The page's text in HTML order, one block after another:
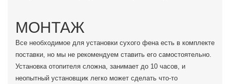
МОНТАЖ
Все необходимое для установки сухого фена есть в комплекте
поставки, но мы не рекомендуем ставить его самостоятельно.
Установка отопителя сложна, занимает до 10 часов, и
неопытный установщик легко может сделать что-то